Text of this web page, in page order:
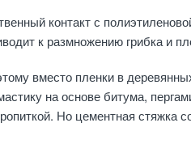
контакт с
к размножению грибка и
вместо пленки в
на основе битума,
Но цементная стяжка